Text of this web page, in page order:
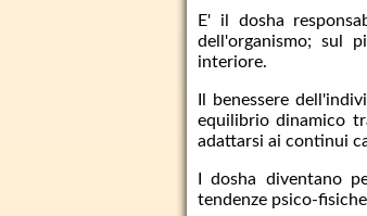
E' il dosha
dell'organismo; sul
interiore.
Il benessere
equilibrio dinamico
adattarsi ai continui
I dosha diventano
tendenze psico-